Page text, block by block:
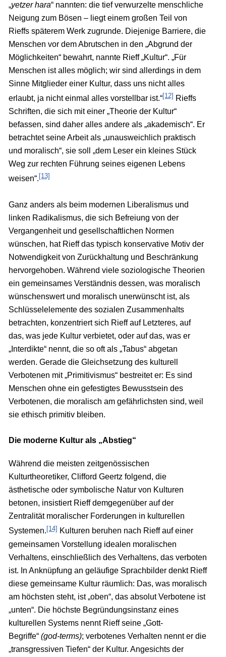
„yetzer hara“ nannten: die tief verwurzelte menschliche
Neigung zum Bösen – liegt einem großen Teil von
Rieffs späterem Werk zugrunde. Diejenige Barriere, die
Menschen vor dem Abrutschen in den „Abgrund der
Möglichkeiten“ bewahrt, nannte Rieff „Kultur“. „Für
Menschen ist alles möglich; wir sind allerdings in dem
Sinne Mitglieder einer Kultur, dass uns nicht alles
erlaubt, ja nicht einmal alles vorstellbar ist.“[12] Rieffs
Schriften, die sich mit einer „Theorie der Kultur“
befassen, sind daher alles andere als „akademisch“. Er
betrachtet seine Arbeit als „unausweichlich praktisch
und moralisch“, sie soll „dem Leser ein kleines Stück
Weg zur rechten Führung seines eigenen Lebens
weisen“. [13]
Ganz anders als beim modernen Liberalismus und
linken Radikalismus, die sich Befreiung von der
Vergangenheit und gesellschaftlichen Normen
wünschen, hat Rieff das typisch konservative Motiv der
Notwendigkeit von Zurückhaltung und Beschränkung
hervorgehoben. Während viele soziologische Theorien
ein gemeinsames Verständnis dessen, was moralisch
wünschenswert und moralisch unerwünscht ist, als
Schlüsselelemente des sozialen Zusammenhalts
betrachten, konzentriert sich Rieff auf Letzteres, auf
das, was jede Kultur verbietet, oder auf das, was er
„Interdikte“ nennt, die so oft als „Tabus“ abgetan
werden. Gerade die Gleichsetzung des kulturell
Verbotenen mit „Primitivismus“ bestreitet er: Es sind
Menschen ohne ein gefestigtes Bewusstsein des
Verbotenen, die moralisch am gefährlichsten sind, weil
sie ethisch primitiv bleiben.
Die moderne Kultur als „Abstieg“
Während die meisten zeitgenössischen
Kulturtheoretiker, Clifford Geertz folgend, die
ästhetische oder symbolische Natur von Kulturen
betonen, insistiert Rieff demgegenüber auf der
Zentralität moralischer Forderungen in kulturellen
Systemen.[14] Kulturen beruhen nach Rieff auf einer
gemeinsamen Vorstellung idealen moralischen
Verhaltens, einschließlich des Verhaltens, das verboten
ist. In Anknüpfung an geläufige Sprachbilder denkt Rieff
diese gemeinsame Kultur räumlich: Das, was moralisch
am höchsten steht, ist „oben“, das absolut Verbotene ist
„unten“. Die höchste Begründungsinstanz eines
kulturellen Systems nennt Rieff seine „Gott-
Begriffe“ (god-terms); verbotenes Verhalten nennt er die
„transgressiven Tiefen“ der Kultur. Angesichts der